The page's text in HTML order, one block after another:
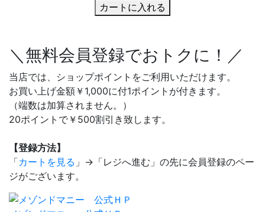
カートに入れる
＼無料会員登録でおトクに！／
当店では、ショップポイントをご利用いただけます。
お買い上げ金額￥1,000に付1ポイントが付きます。
（端数は加算されません。）
20ポイントで￥500割引き致します。
【登録方法】
「カートを見る 」→「レジへ進む」の先に会員登録のペー
ジがございます。